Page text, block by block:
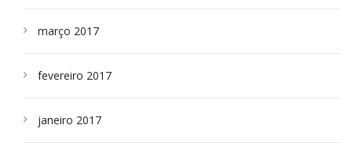
março 2017
fevereiro 2017
janeiro 2017